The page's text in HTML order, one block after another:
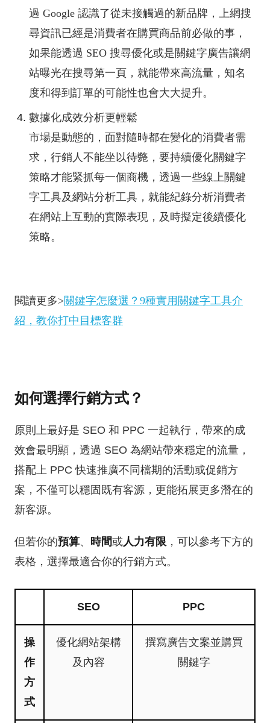
過 Google 認識了從未接觸過的新品牌，上網搜
尋資訊已經是消費者在購買商品前必做的事，
如果能透過 SEO 搜尋優化或是關鍵字廣告讓網
站曝光在搜尋第一頁，就能帶來高流量，知名
度和得到訂單的可能性也會大大提升。
數據化成效分析更輕鬆
市場是動態的，面對隨時都在變化的消費者需
求，行銷人不能坐以待斃，要持續優化關鍵字
策略才能緊抓每一個商機，透過一些線上關鍵
字工具及網站分析工具，就能紀錄分析消費者
在網站上互動的實際表現，及時擬定後續優化
策略。
閱讀更多>關鍵字怎麼選？9種實用關鍵字工具介
紹，教你打中目標客群
如何選擇行銷方式？
原則上最好是 SEO 和 PPC 一起執行，帶來的成
效會最明顯，透過 SEO 為網站帶來穩定的流量，
搭配上 PPC 快速推廣不同檔期的活動或促銷方
案，不僅可以穩固既有客源，更能拓展更多潛在的
新客源。
但若你的預算、 時間或人力有限 ，可以參考下方的
表格，選擇最適合你的行銷方式。
SEO PPC
操
作
方
式
優化網站架構
及內容
撰寫廣告文案並購買
關鍵字